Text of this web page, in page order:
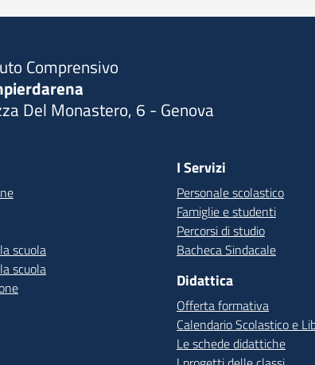
Comprensivo
Del Monastero, 6 - Genova
scuola
scuola
I Servizi
Personale scolastico
Famiglie e studenti
Percorsi di studio
Bacheca Sindacale
Didattica
Offerta formativa
Calendario Scolastico e
Le schede didattiche